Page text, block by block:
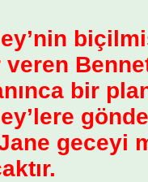
bir
geceyi